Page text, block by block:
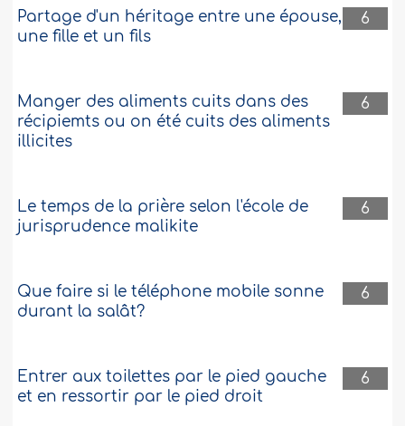
6
Partage d'un héritage entre une épouse,
une fille et un fils
6
Manger des aliments cuits dans des
récipiemts ou on été cuits des aliments
illicites
6
Le temps de la prière selon l'école de
jurisprudence malikite
6
Que faire si le téléphone mobile sonne
durant la salât?
6
Entrer aux toilettes par le pied gauche
et en ressortir par le pied droit